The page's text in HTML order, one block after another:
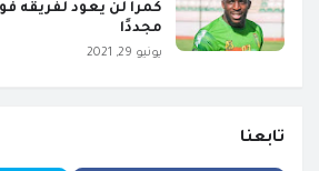
كمرا لن يعود لفريقه
مجددًا
يونيو 29, 2021
تابعنا